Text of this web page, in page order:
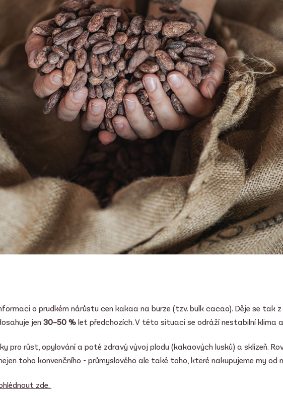
o prudkém nárůstu cen kakaa na burze (tzv. bulk cacao). Děje se tak
jen 30–50 % let předchozích. V této situaci se odráží nestabilní klima
pro růst, opylování a poté zdravý vývoj plodu (kakaových lusků) a sklizeň.
toho konvenčního - průmyslového ale také toho, které nakupujeme my od
zde.